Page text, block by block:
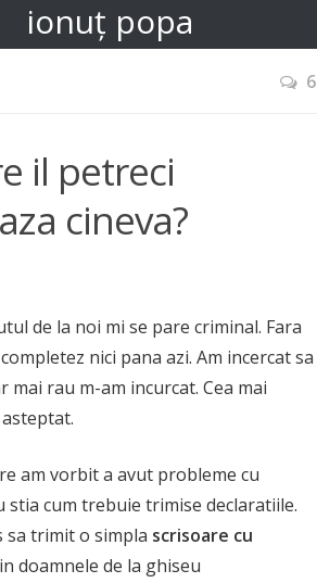
ionuț popa
6
il petreci
cineva?
de la noi mi se pare criminal. Fara
nici pana azi. Am incercat sa
mai rau m-am incurcat. Cea mai
am vorbit a avut probleme cu
stia cum trebuie trimise declaratiile.
sa trimit o simpla scrisoare cu
doamnele de la ghiseu